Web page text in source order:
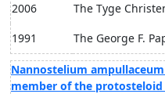
2006
The Tyge
1991
The George F.
Nannostelium
member of the